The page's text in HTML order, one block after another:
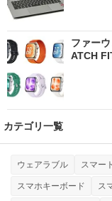
ファー
ATCH
カテゴリ一覧
ウェアラブル スマー
スマホキーボード ス